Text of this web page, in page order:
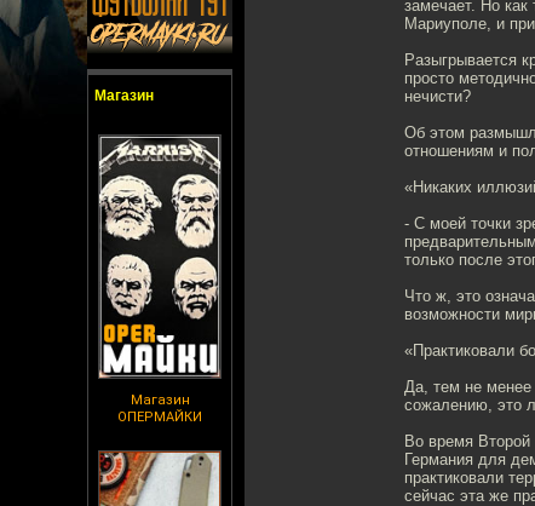
Магазин
Магазин
ОПЕРМАЙКИ
замечает. Но как
Мариуполе, и
Разыгрывается
просто
нечисти?
Об этом
отношениям и
«Никаких
- С моей точки
только после
Что ж, это
возможности
«Практиковали
Да, тем не менее
сожалению, это
Во время
Германия для
практиковали
сейчас эта же